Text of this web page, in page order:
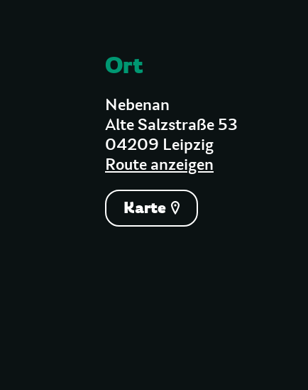
Ort
Nebenan
Alte Salzstraße 53
04209 Leipzig
Route anzeigen
Karte